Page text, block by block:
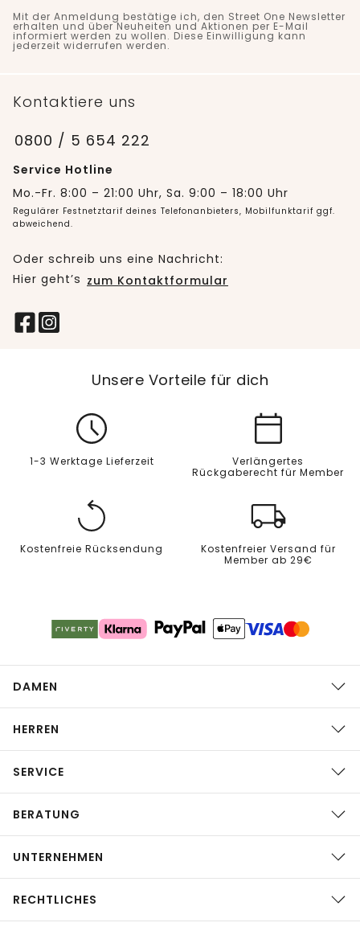
Mit der Anmeldung bestätige ich, den Street One Newsletter
erhalten und über Neuheiten und Aktionen per E-Mail
informiert werden zu wollen. Diese Einwilligung kann
jederzeit widerrufen werden.
Kontaktiere uns
0800 / 5 654 222
Service Hotline
Mo.-Fr. 8:00 – 21:00 Uhr, Sa. 9:00 – 18:00 Uhr
Regulärer Festnetztarif deines Telefonanbieters, Mobilfunktarif ggf.
abweichend.
Oder schreib uns eine Nachricht:
Hier geht’s zum Kontaktformular
Unsere Vorteile für dich
1-3 Werktage Lieferzeit
Verlängertes
Rückgaberecht für Member
Kostenfreie Rücksendung
Kostenfreier Versand für
Member ab 29€
DAMEN
HERREN
SERVICE
BERATUNG
UNTERNEHMEN
RECHTLICHES